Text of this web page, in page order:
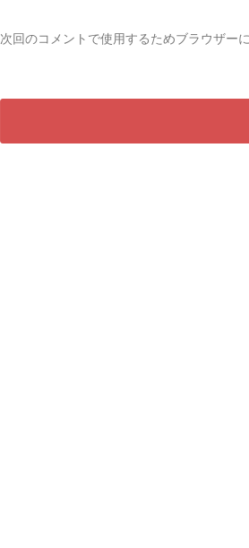
次回のコメントで使用するためブラウザー